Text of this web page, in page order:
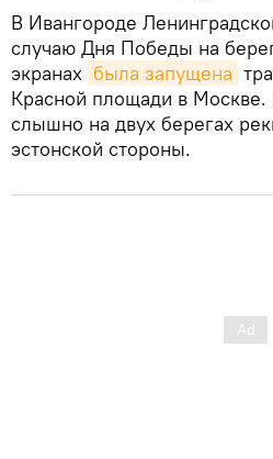
В Ивангороде
случаю Дня Победы на
экранах была запущена
Красной площади в Москве.
слышно на двух берегах
эстонской стороны.